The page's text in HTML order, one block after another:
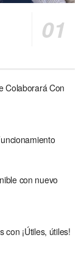
Colaborará Con
con nuevo
con ¡Útiles, útiles!